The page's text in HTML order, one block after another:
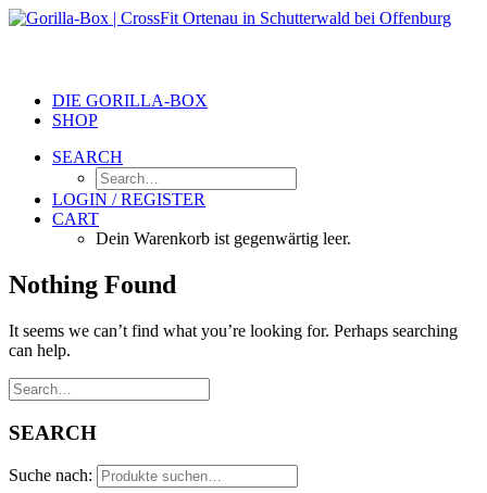
DIE GORILLA-BOX
SHOP
SEARCH
LOGIN / REGISTER
CART
Dein Warenkorb ist gegenwärtig leer.
Nothing Found
It seems we can’t find what you’re looking for. Perhaps searching
can help.
SEARCH
Suche nach: